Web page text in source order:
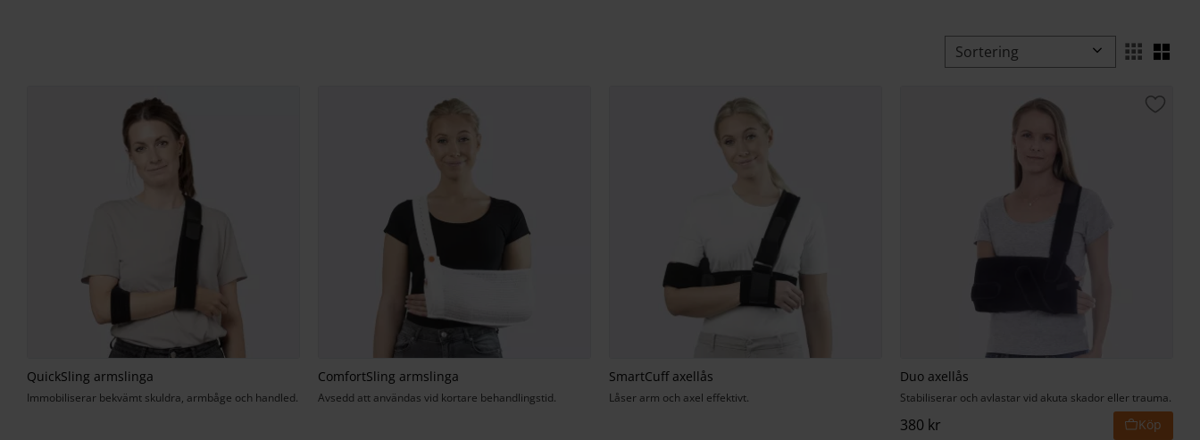
Välj sortering
QuickSling armslinga
Immobiliserar bekvämt skuldra, armbåge och handled.
ComfortSling armslinga
Avsedd att användas vid kortare behandlingstid.
SmartCuff axellås
Låser arm och axel effektivt.
Duo axellås
Stabiliserar och avlastar vid akuta skador eller trauma.
380 kr
Lägg